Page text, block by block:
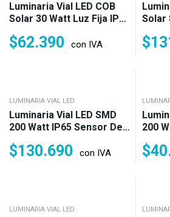
Luminaria Vial LED COB
Solar 30 Watt Luz Fija IP65
$62.390 con IVA
Solar
$
LUMINARIA VIAL LED
Luminaria Vial LED SMD
200 Watt IP65 Sensor De
(1.600w)
$130.690 con IVA
200
$
LUMINARIA VIAL LED